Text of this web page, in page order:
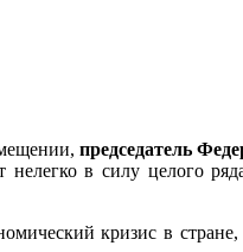
председатель
в силу целого
кризис в